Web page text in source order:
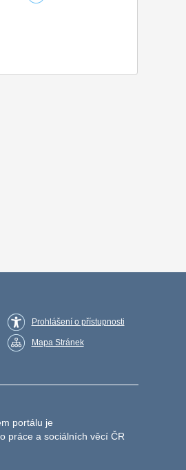
Prohlášení o přístupnosti
Mapa Stránek
portálu je
práce a sociálních věcí ČR